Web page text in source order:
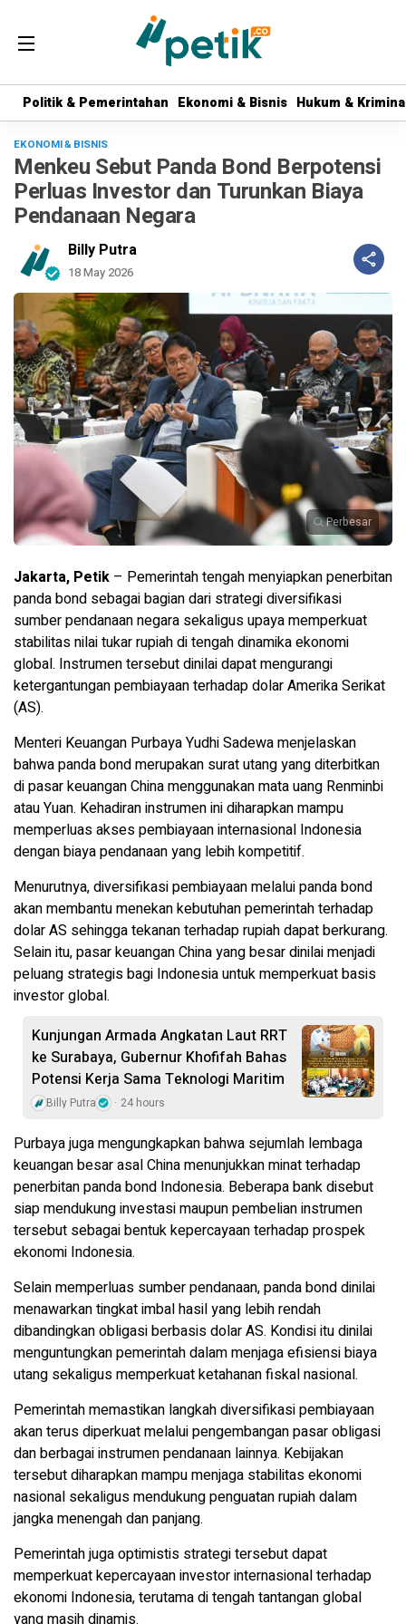
Politik & Pemerintahan Ekonomi & Bisnis Hukum &
Politik & Pemerintahan Ekonomi & Bisnis Hukum &
EKONOMI & BISNIS
Menkeu Sebut Panda Bond Berpotensi
Perluas Investor dan Turunkan Biaya
Pendanaan Negara
Billy Putra
18 May 2026
Perbesar
Jakarta, Petik – Pemerintah tengah menyiapkan penerbitan
panda bond sebagai bagian dari strategi diversifikasi
sumber pendanaan negara sekaligus upaya memperkuat
stabilitas nilai tukar rupiah di tengah dinamika ekonomi
global. Instrumen tersebut dinilai dapat mengurangi
ketergantungan pembiayaan terhadap dolar Amerika Serikat
(AS).
Menteri Keuangan Purbaya Yudhi Sadewa menjelaskan
bahwa panda bond merupakan surat utang yang diterbitkan
di pasar keuangan China menggunakan mata uang Renminbi
atau Yuan. Kehadiran instrumen ini diharapkan mampu
memperluas akses pembiayaan internasional Indonesia
dengan biaya pendanaan yang lebih kompetitif.
Menurutnya, diversifikasi pembiayaan melalui panda bond
akan membantu menekan kebutuhan pemerintah terhadap
dolar AS sehingga tekanan terhadap rupiah dapat berkurang.
Selain itu, pasar keuangan China yang besar dinilai menjadi
peluang strategis bagi Indonesia untuk memperkuat basis
investor global.
Kunjungan Armada Angkatan Laut RRT
ke Surabaya, Gubernur Khofifah Bahas
Potensi Kerja Sama Teknologi Maritim
Billy Putra 24 hours
Purbaya juga mengungkapkan bahwa sejumlah lembaga
keuangan besar asal China menunjukkan minat terhadap
penerbitan panda bond Indonesia. Beberapa bank disebut
siap mendukung investasi maupun pembelian instrumen
tersebut sebagai bentuk kepercayaan terhadap prospek
ekonomi Indonesia.
Selain memperluas sumber pendanaan, panda bond dinilai
menawarkan tingkat imbal hasil yang lebih rendah
dibandingkan obligasi berbasis dolar AS. Kondisi itu dinilai
menguntungkan pemerintah dalam menjaga efisiensi biaya
utang sekaligus memperkuat ketahanan fiskal nasional.
Pemerintah memastikan langkah diversifikasi pembiayaan
akan terus diperkuat melalui pengembangan pasar obligasi
dan berbagai instrumen pendanaan lainnya. Kebijakan
tersebut diharapkan mampu menjaga stabilitas ekonomi
nasional sekaligus mendukung penguatan rupiah dalam
jangka menengah dan panjang.
Pemerintah juga optimistis strategi tersebut dapat
memperkuat kepercayaan investor internasional terhadap
ekonomi Indonesia, terutama di tengah tantangan global
yang masih dinamis.